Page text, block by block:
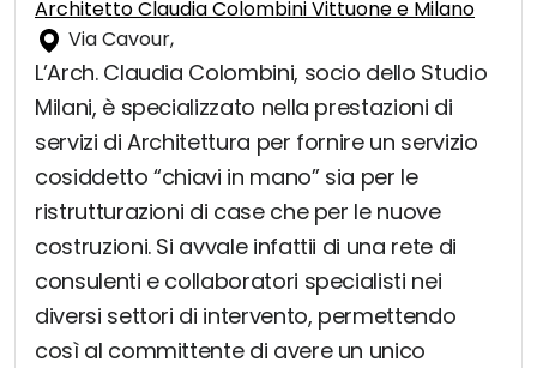
Architetto Claudia Colombini Vittuone e Milano
Via Cavour,
L’Arch. Claudia Colombini, socio dello Studio
Milani, è specializzato nella prestazioni di
servizi di Architettura per fornire un servizio
cosiddetto “chiavi in mano” sia per le
ristrutturazioni di case che per le nuove
costruzioni. Si avvale infattii di una rete di
consulenti e collaboratori specialisti nei
diversi settori di intervento, permettendo
così al committente di avere un unico